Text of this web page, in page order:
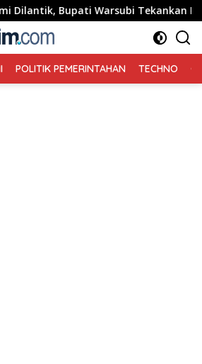
Bupati Warsubi Tekankan Peran
POLITIK PEMERINTAHAN TECHNO